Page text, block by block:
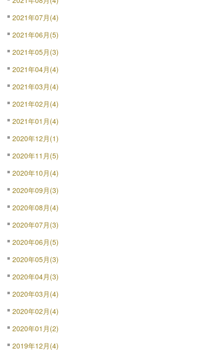
2021年07月(4)
2021年06月(5)
2021年05月(3)
2021年04月(4)
2021年03月(4)
2021年02月(4)
2021年01月(4)
2020年12月(1)
2020年11月(5)
2020年10月(4)
2020年09月(3)
2020年08月(4)
2020年07月(3)
2020年06月(5)
2020年05月(3)
2020年04月(3)
2020年03月(4)
2020年02月(4)
2020年01月(2)
2019年12月(4)